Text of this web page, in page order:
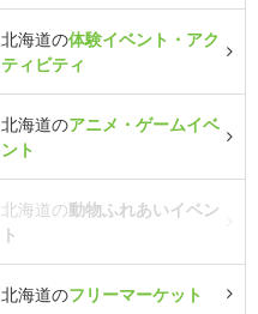
北海道の体験イベント・アク
ティビティ
北海道のアニメ・ゲームイベ
ント
北海道の動物ふれあいイベン
ト
北海道のフリーマーケット